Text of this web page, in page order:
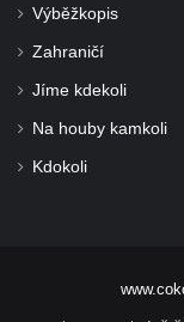
Výběžkopis
Zahraničí
Jíme kdekoli
Na houby kamkoli
Kdokoli